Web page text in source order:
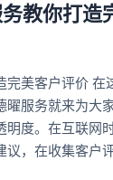
教你打造
完美客户评价
曜服务就来为大
明度。在互联网
，在收集客户